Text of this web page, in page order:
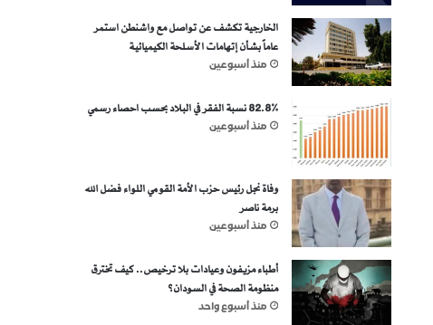
الخارجية تكشف عن تواصل مع واشنطن استمر
عاماً بشأن إتهامات الأسلحة الكيميائية
منذ أسبوعين
82.8% نسبة الفقر في البلاد بحسب احصاء رسمي
منذ أسبوعين
وفاة نجل رئيس حزب الأمة القومي اللواء فضل الله
برمة ناصر
منذ أسبوعين
أطباء مزيفون وعيادات بلا ترخيص.. كيف تخترق
منظومة الصحة في السودان؟
منذ أسبوع واحد